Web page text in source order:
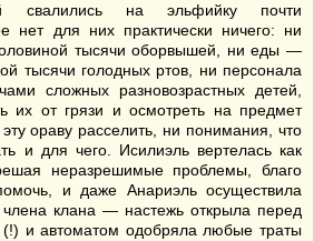
свалились на эльфийку почти
нет для них практически ничего: ни
тысячи оборвышей, ни еды —
тысячи голодных ртов, ни персонала
сложных разновозрастных детей,
их от грязи и осмотреть на предмет
ораву расселить, ни понимания, что
и для чего. Исилиэль вертелась как
неразрешимые проблемы, благо
и даже Анариэль осуществила
клана — настежь открыла перед
(!) и автоматом одобряла любые траты